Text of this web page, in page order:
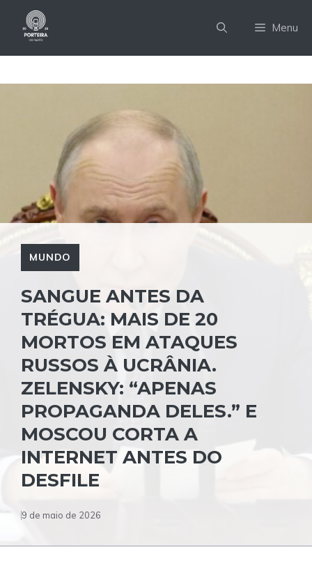
Menu
MUNDO
SANGUE ANTES DA
TRÉGUA: MAIS DE 20
MORTOS EM ATAQUES
RUSSOS À UCRÂNIA.
ZELENSKY: “APENAS
PROPAGANDA DELES.” E
MOSCOU CORTA A
INTERNET ANTES DO
DESFILE
9 de maio de 2026